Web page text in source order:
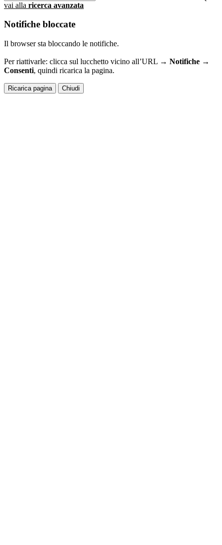
vai alla ricerca avanzata
Notifiche bloccate
Il browser sta bloccando le notifiche.
Per riattivarle: clicca sul lucchetto vicino all’URL → Notifiche →
Consenti, quindi ricarica la pagina.
Ricarica pagina Chiudi